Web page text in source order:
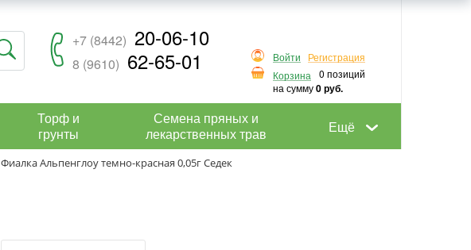
+7 (8442) 20-06-10
8 (9610) 62-65-01 Войти
Регистрация
Корзина
0 позиций
на сумму0 руб.
Торф и
грунты
Семена пряных и
лекарственных трав
Ещё
Фиалка Альпенглоу темно-красная 0,05г Седек